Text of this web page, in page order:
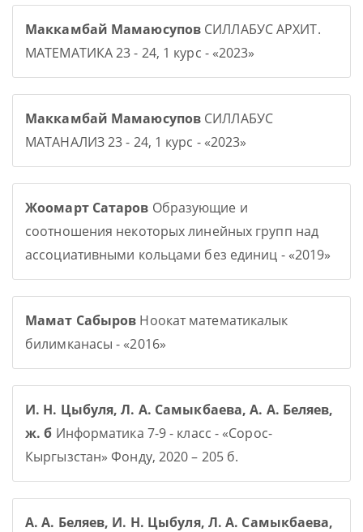
Маккамбай Мамаюсупов СИЛЛАБУС АРХИТ.
МАТЕМАТИКА 23 - 24, 1 курс - «2023»
Маккамбай Мамаюсупов СИЛЛАБУС
МАТАНАЛИЗ 23 - 24, 1 курс - «2023»
Жоомарт Сатаров Образующие и
соотношения некоторых линейных групп над
ассоциативными кольцами без единиц - «2019»
Мамат Сабыров Ноокат математикалык
билимканасы - «2016»
И. Н. Цыбуля, Л. А. Самыкбаева, А. А. Беляев,
ж. б Информатика 7-9 - класс - «Сорос-
Кыргызстан» Фонду, 2020 – 205 б.
А. А. Беляев, И. Н. Цыбуля, Л. А. Самыкбаева,